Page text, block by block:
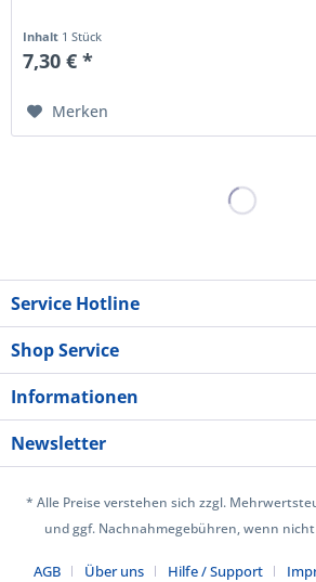
Inhalt 1 Stück
7,30 € *
Merken
Service Hotline
Shop Service
Informationen
Newsletter
* Alle Preise verstehen sich zzgl.
und ggf. Nachnahmegebühren, wenn
AGB Über uns Hilfe / Support